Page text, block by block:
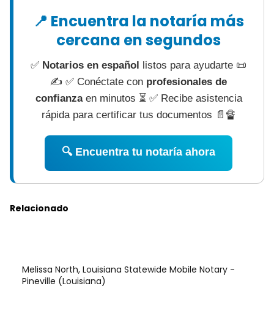
📍 Encuentra la notaría más
cercana en segundos
✅ Notarios en español listos para ayudarte 📜
✍ ✅ Conéctate con profesionales de
confianzaen minutos ⏳ ✅ Recibe asistencia
rápida para certificar tus documentos 📄🔏
🔍 Encuentra tu notaría ahora
Relacionado
Melissa North, Louisiana Statewide Mobile Notary -
Pineville (Louisiana)